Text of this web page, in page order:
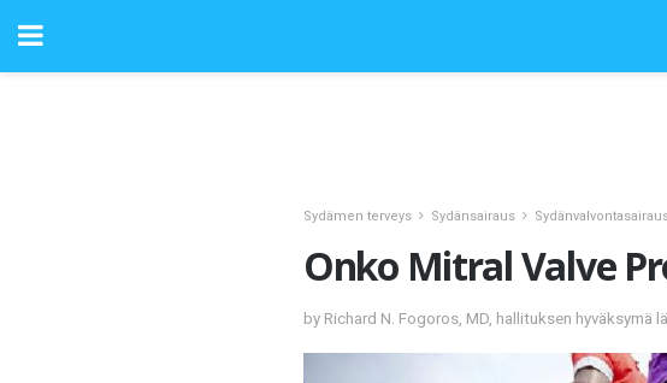
Sydämen terveys Sydänsairaus
Onko Mitral Valve
by Richard N. Fogoros, MD, hallituksen hyväksymä